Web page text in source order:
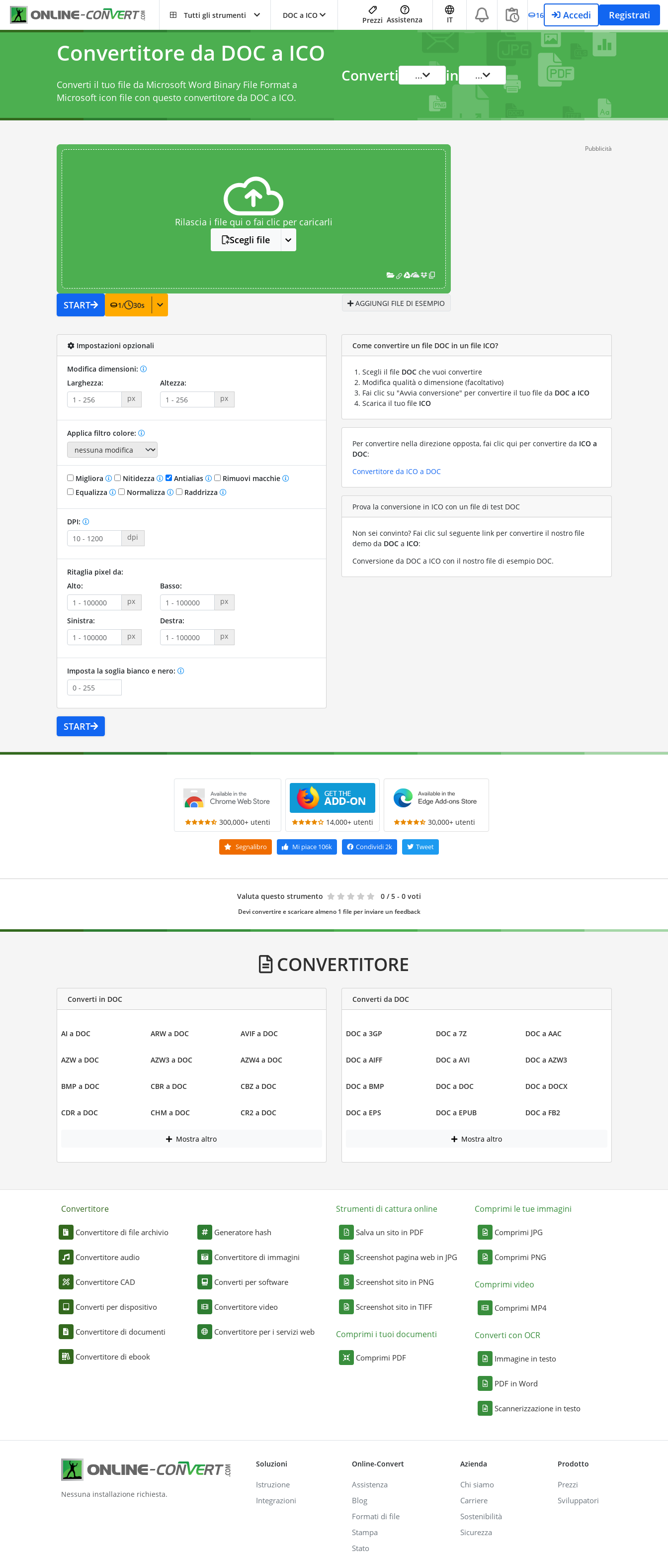
Tutti gli strumenti DOC a ICO
Prezzi Assistenza IT 16 Accedi Registrati
Convertitore da DOC a ICO
Converti il tuo file da Microsoft Word Binary File Format a
Microsoft icon file con questo convertitore da DOC a ICO.
Converti ... in ...
Rilascia i file qui o fai clic per caricarli
Scegli file
START 1/ 30s AGGIUNGI FILE DI ESEMPIO
Pubblicità
Impostazioni opzionali
Modifica dimensioni:
Larghezza:
px
Altezza:
px
Applica filtro colore:
Migliora Nitidezza Antialias
Rimuovi macchie
Equalizza
Normalizza Raddrizza
DPI:
dpi
Ritaglia pixel da:
Alto:
px
Basso:
px
Sinistra:
px
Destra:
px
Imposta la soglia bianco e nero:
START
Come convertire un file DOC in un file ICO?
Scegli il file DOC che vuoi convertire
Modifica qualità o dimensione (facoltativo)
Fai clic su "Avvia conversione" per convertire il tuo file da DOC a ICO
Scarica il tuo file ICO
Per convertire nella direzione opposta, fai clic qui per convertire da ICO a
DOC:
Convertitore da ICO a DOC
Prova la conversione in ICO con un file di test DOC
Non sei convinto? Fai clic sul seguente link per convertire il nostro file
demo da DOC a ICO:
Conversione da DOC a ICO con il nostro file di esempio DOC.
300,000+ utenti 14,000+ utenti 30,000+ utenti
Segnalibro Mi piace 106k Condividi2k Tweet
Valuta questo strumento 0 / 5 - 0 voti
Devi convertire e scaricare almeno 1 file per inviare un feedback
CONVERTITORE
Converti in DOC
AI a DOC ARW a DOC AVIF a DOC
AZW a DOC AZW3 a DOC AZW4 a DOC
BMP a DOC CBR a DOC CBZ a DOC
CDR a DOC CHM a DOC CR2 a DOC
Mostra altro
Converti da DOC
DOC a 3GP DOC a 7Z DOC a AAC
DOC a AIFF DOC a AVI DOC a AZW3
DOC a BMP DOC a DOC DOC a DOCX
DOC a EPS DOC a EPUB DOC a FB2
Mostra altro
Convertitore
Convertitore di file archivio
Convertitore audio
Convertitore CAD
Converti per dispositivo
Convertitore di documenti
Convertitore di ebook
Generatore hash
Convertitore di immagini
Converti per software
Convertitore video
Convertitore per i servizi web
Strumenti di cattura online
Salva un sito in PDF
Screenshot pagina web in JPG
Screenshot sito in PNG
Screenshot sito in TIFF
Comprimi i tuoi documenti
Comprimi PDF
Comprimi le tue immagini
Comprimi JPG
Comprimi PNG
Comprimi video
Comprimi MP4
Converti con OCR
Immagine in testo
PDF in Word
Scannerizzazione in testo
Nessuna installazione richiesta.
Soluzioni
Istruzione
Integrazioni
Online-Convert
Assistenza
Blog
Formati di file
Stampa
Stato
Azienda
Chi siamo
Carriere
Sostenibilità
Sicurezza
Prodotto
Prezzi
Sviluppatori